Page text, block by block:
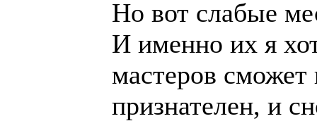
Но вот слабые
И именно их я
мастеров сможет
признателен, и